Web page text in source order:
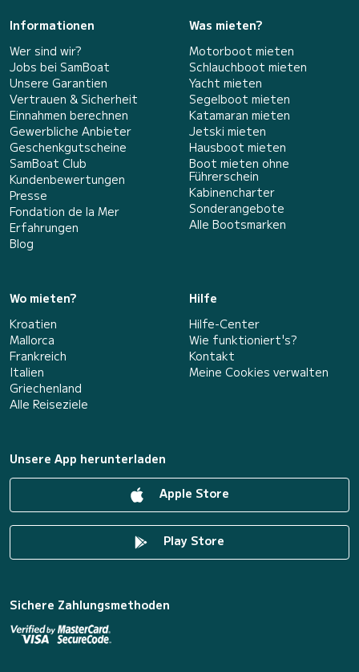
Informationen
Wer sind wir?
Jobs bei SamBoat
Unsere Garantien
Vertrauen & Sicherheit
Einnahmen berechnen
Gewerbliche Anbieter
Geschenkgutscheine
SamBoat Club
Kundenbewertungen
Presse
Fondation de la Mer
Erfahrungen
Blog
Was mieten?
Motorboot mieten
Schlauchboot mieten
Yacht mieten
Segelboot mieten
Katamaran mieten
Jetski mieten
Hausboot mieten
Boot mieten ohne
Führerschein
Kabinencharter
Sonderangebote
Alle Bootsmarken
Wo mieten?
Kroatien
Mallorca
Frankreich
Italien
Griechenland
Alle Reiseziele
Hilfe
Hilfe-Center
Wie funktioniert's?
Kontakt
Meine Cookies verwalten
Unsere App herunterladen
Apple Store
Play Store
Sichere Zahlungsmethoden